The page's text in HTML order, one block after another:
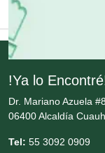
!Ya lo
Dr. Mariano Azuela
06400 Alcaldía
Tel: 55 3092 0909